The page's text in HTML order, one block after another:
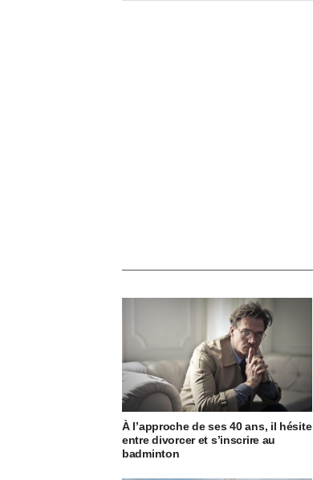
À l’approche de ses 40 ans, il hésite
entre divorcer et s’inscrire au
badminton